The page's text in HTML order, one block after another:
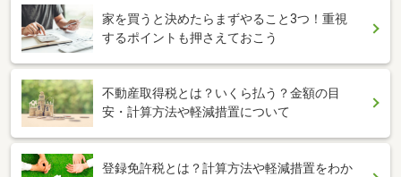
家を買うと決めたらまずやること3つ！重視
するポイントも押さえておこう
不動産取得税とは？いくら払う？金額の目
安・計算方法や軽減措置について
登録免許税とは？計算方法や軽減措置をわか